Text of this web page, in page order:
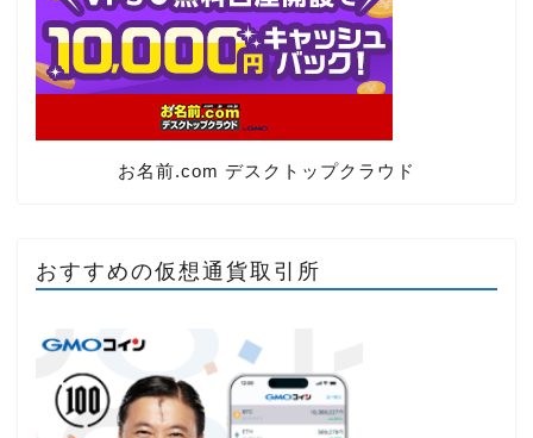
お名前.com デスクトップクラウド
おすすめの仮想通貨取引所